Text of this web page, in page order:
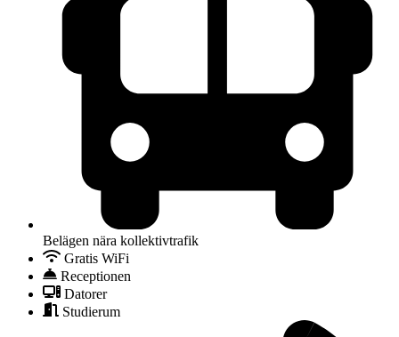
Belägen nära kollektivtrafik
Gratis WiFi
Receptionen
Datorer
Studierum